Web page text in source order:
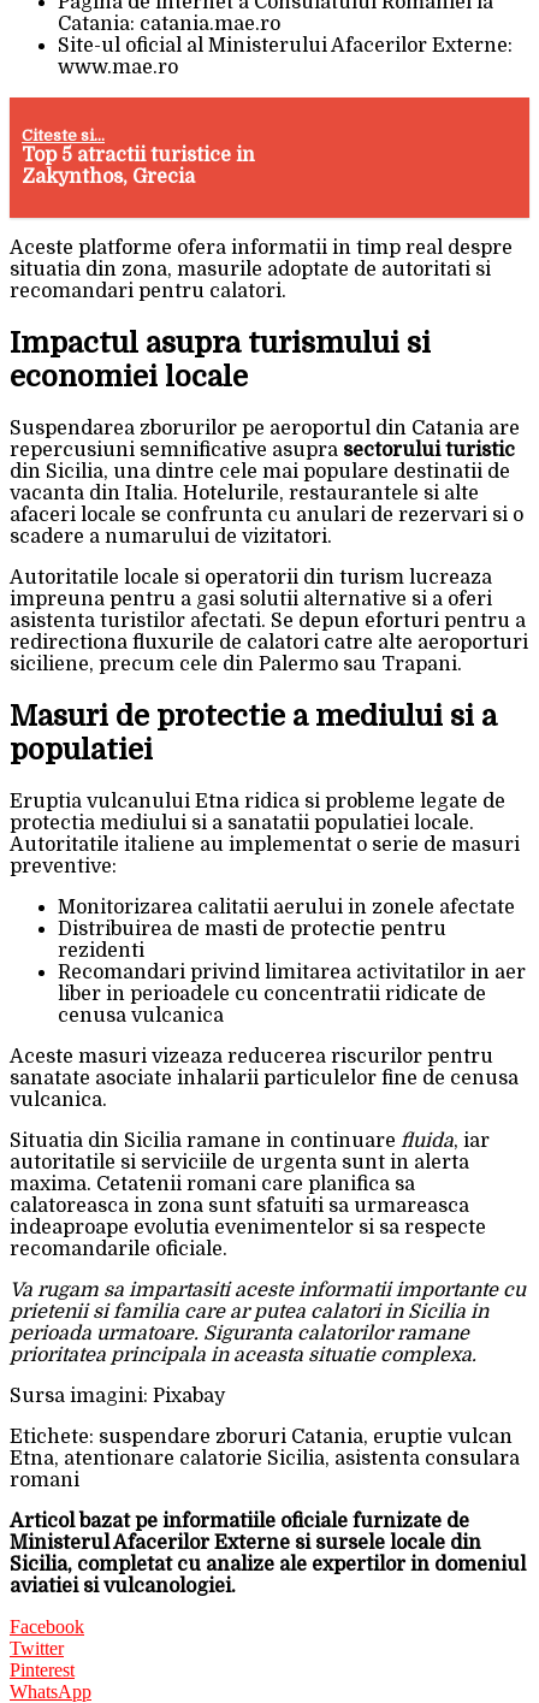
Catania: catania.mae.ro
Site-ul oficial al Ministerului Afacerilor Externe:
www.mae.ro
Citeste si...
Top 5 atractii turistice in
Zakynthos, Grecia
Aceste platforme ofera informatii in timp real despre
situatia din zona, masurile adoptate de autoritati si
recomandari pentru calatori.
Impactul asupra turismului si
economiei locale
Suspendarea zborurilor pe aeroportul din Catania are
repercusiuni semnificative asupra sectorului turistic
din Sicilia, una dintre cele mai populare destinatii de
vacanta din Italia. Hotelurile, restaurantele si alte
afaceri locale se confrunta cu anulari de rezervari si o
scadere a numarului de vizitatori.
Autoritatile locale si operatorii din turism lucreaza
impreuna pentru a gasi solutii alternative si a oferi
asistenta turistilor afectati. Se depun eforturi pentru a
redirectiona fluxurile de calatori catre alte aeroporturi
siciliene, precum cele din Palermo sau Trapani.
Masuri de protectie a mediului si a
populatiei
Eruptia vulcanului Etna ridica si probleme legate de
protectia mediului si a sanatatii populatiei locale.
Autoritatile italiene au implementat o serie de masuri
preventive:
Monitorizarea calitatii aerului in zonele afectate
Distribuirea de masti de protectie pentru
rezidenti
Recomandari privind limitarea activitatilor in aer
liber in perioadele cu concentratii ridicate de
cenusa vulcanica
Aceste masuri vizeaza reducerea riscurilor pentru
sanatate asociate inhalarii particulelor fine de cenusa
vulcanica.
Situatia din Sicilia ramane in continuare fluida, iar
autoritatile si serviciile de urgenta sunt in alerta
maxima. Cetatenii romani care planifica sa
calatoreasca in zona sunt sfatuiti sa urmareasca
indeaproape evolutia evenimentelor si sa respecte
recomandarile oficiale.
Va rugam sa impartasiti aceste informatii importante cu
prietenii si familia care ar putea calatori in Sicilia in
perioada urmatoare. Siguranta calatorilor ramane
prioritatea principala in aceasta situatie complexa.
Sursa imagini: Pixabay
Etichete: suspendare zboruri Catania, eruptie vulcan
Etna, atentionare calatorie Sicilia, asistenta consulara
romani
Articol bazat pe informatiile oficiale furnizate de
Ministerul Afacerilor Externe si sursele locale din
Sicilia, completat cu analize ale expertilor in domeniul
aviatiei si vulcanologiei.
Facebook
Twitter
Pinterest
WhatsApp